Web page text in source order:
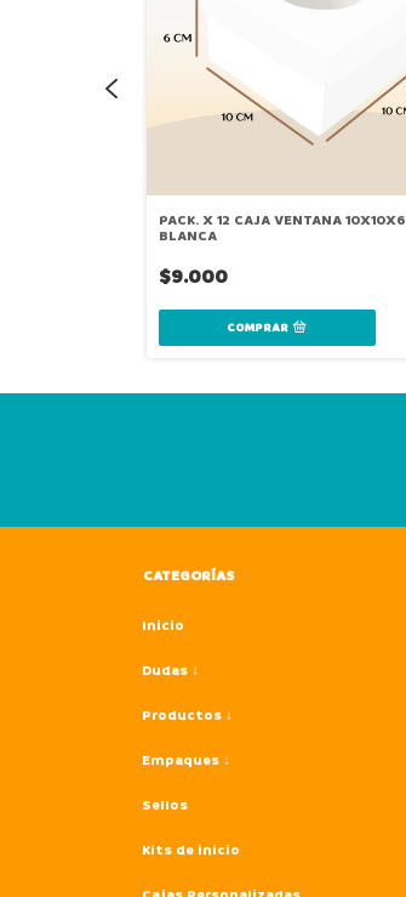
PACK. X 12 CAJA VENTANA 10X10X6
BLANCA
$9.000
CATEGORÍAS
Inicio
Dudas ↓
Productos ↓
Empaques ↓
Sellos
Kits de inicio